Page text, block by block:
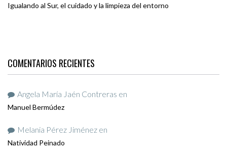
Igualando al Sur, el cuidado y la limpieza del entorno
COMENTARIOS RECIENTES
Angela María Jaén Contreras en
Manuel Bermúdez
Melania Pérez Jiménez en
Natividad Peinado